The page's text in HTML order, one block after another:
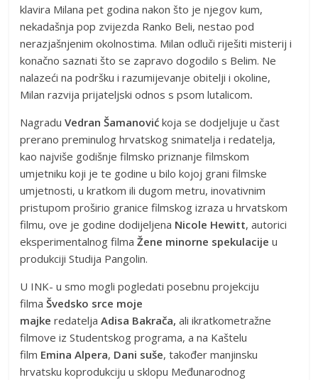
klavira Milana pet godina nakon što je njegov kum,
nekadašnja pop zvijezda Ranko Beli, nestao pod
nerazjašnjenim okolnostima. Milan odluči riješiti misterij i
konačno saznati što se zapravo dogodilo s Belim. Ne
nalazeći na podršku i razumijevanje obitelji i okoline,
Milan razvija prijateljski odnos s psom lutalicom.
NagraduVedran Šamanovićkoja se dodjeljuje u čast
prerano preminulog hrvatskog snimatelja i redatelja,
kao najviše godišnje filmsko priznanje filmskom
umjetniku koji je te godine u bilo kojoj grani filmske
umjetnosti, u kratkom ili dugom metru, inovativnim
pristupom proširio granice filmskog izraza u hrvatskom
filmu, ove je godine dodijeljena Nicole Hewitt, autorici
eksperimentalnog filmaŽene minorne spekulacijeu
produkciji Studija Pangolin.
U INK- u smo mogli pogledati posebnu projekciju
filmaŠvedsko srce moje
majke redateljaAdisa Bakrača,ali ikratkometražne
filmove iz Studentskog programa, a na Kaštelu
film Emina Alpera, Dani suše, također manjinsku
hrvatsku koprodukciju u sklopu Međunarodnog